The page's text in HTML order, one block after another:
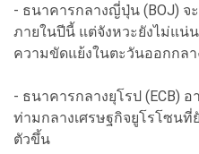
- ธนาคารกลางญี่ปุ่น (BOJ) จ
ภายในปีนี้ แต่จังหวะยังไม่แน่
ความขัดแย้งในตะวันออกกลา
- ธนาคารกลางยุโรป (ECB)
ท่ามกลางเศรษฐกิจยูโรโซนที่ยั
ตัวขึ้น